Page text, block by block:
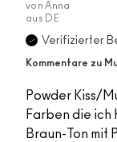
von Anna
aus
DE
Verifizierter
Kommentare zu
Powder Kiss/
Farben die ich
Braun-Ton mit